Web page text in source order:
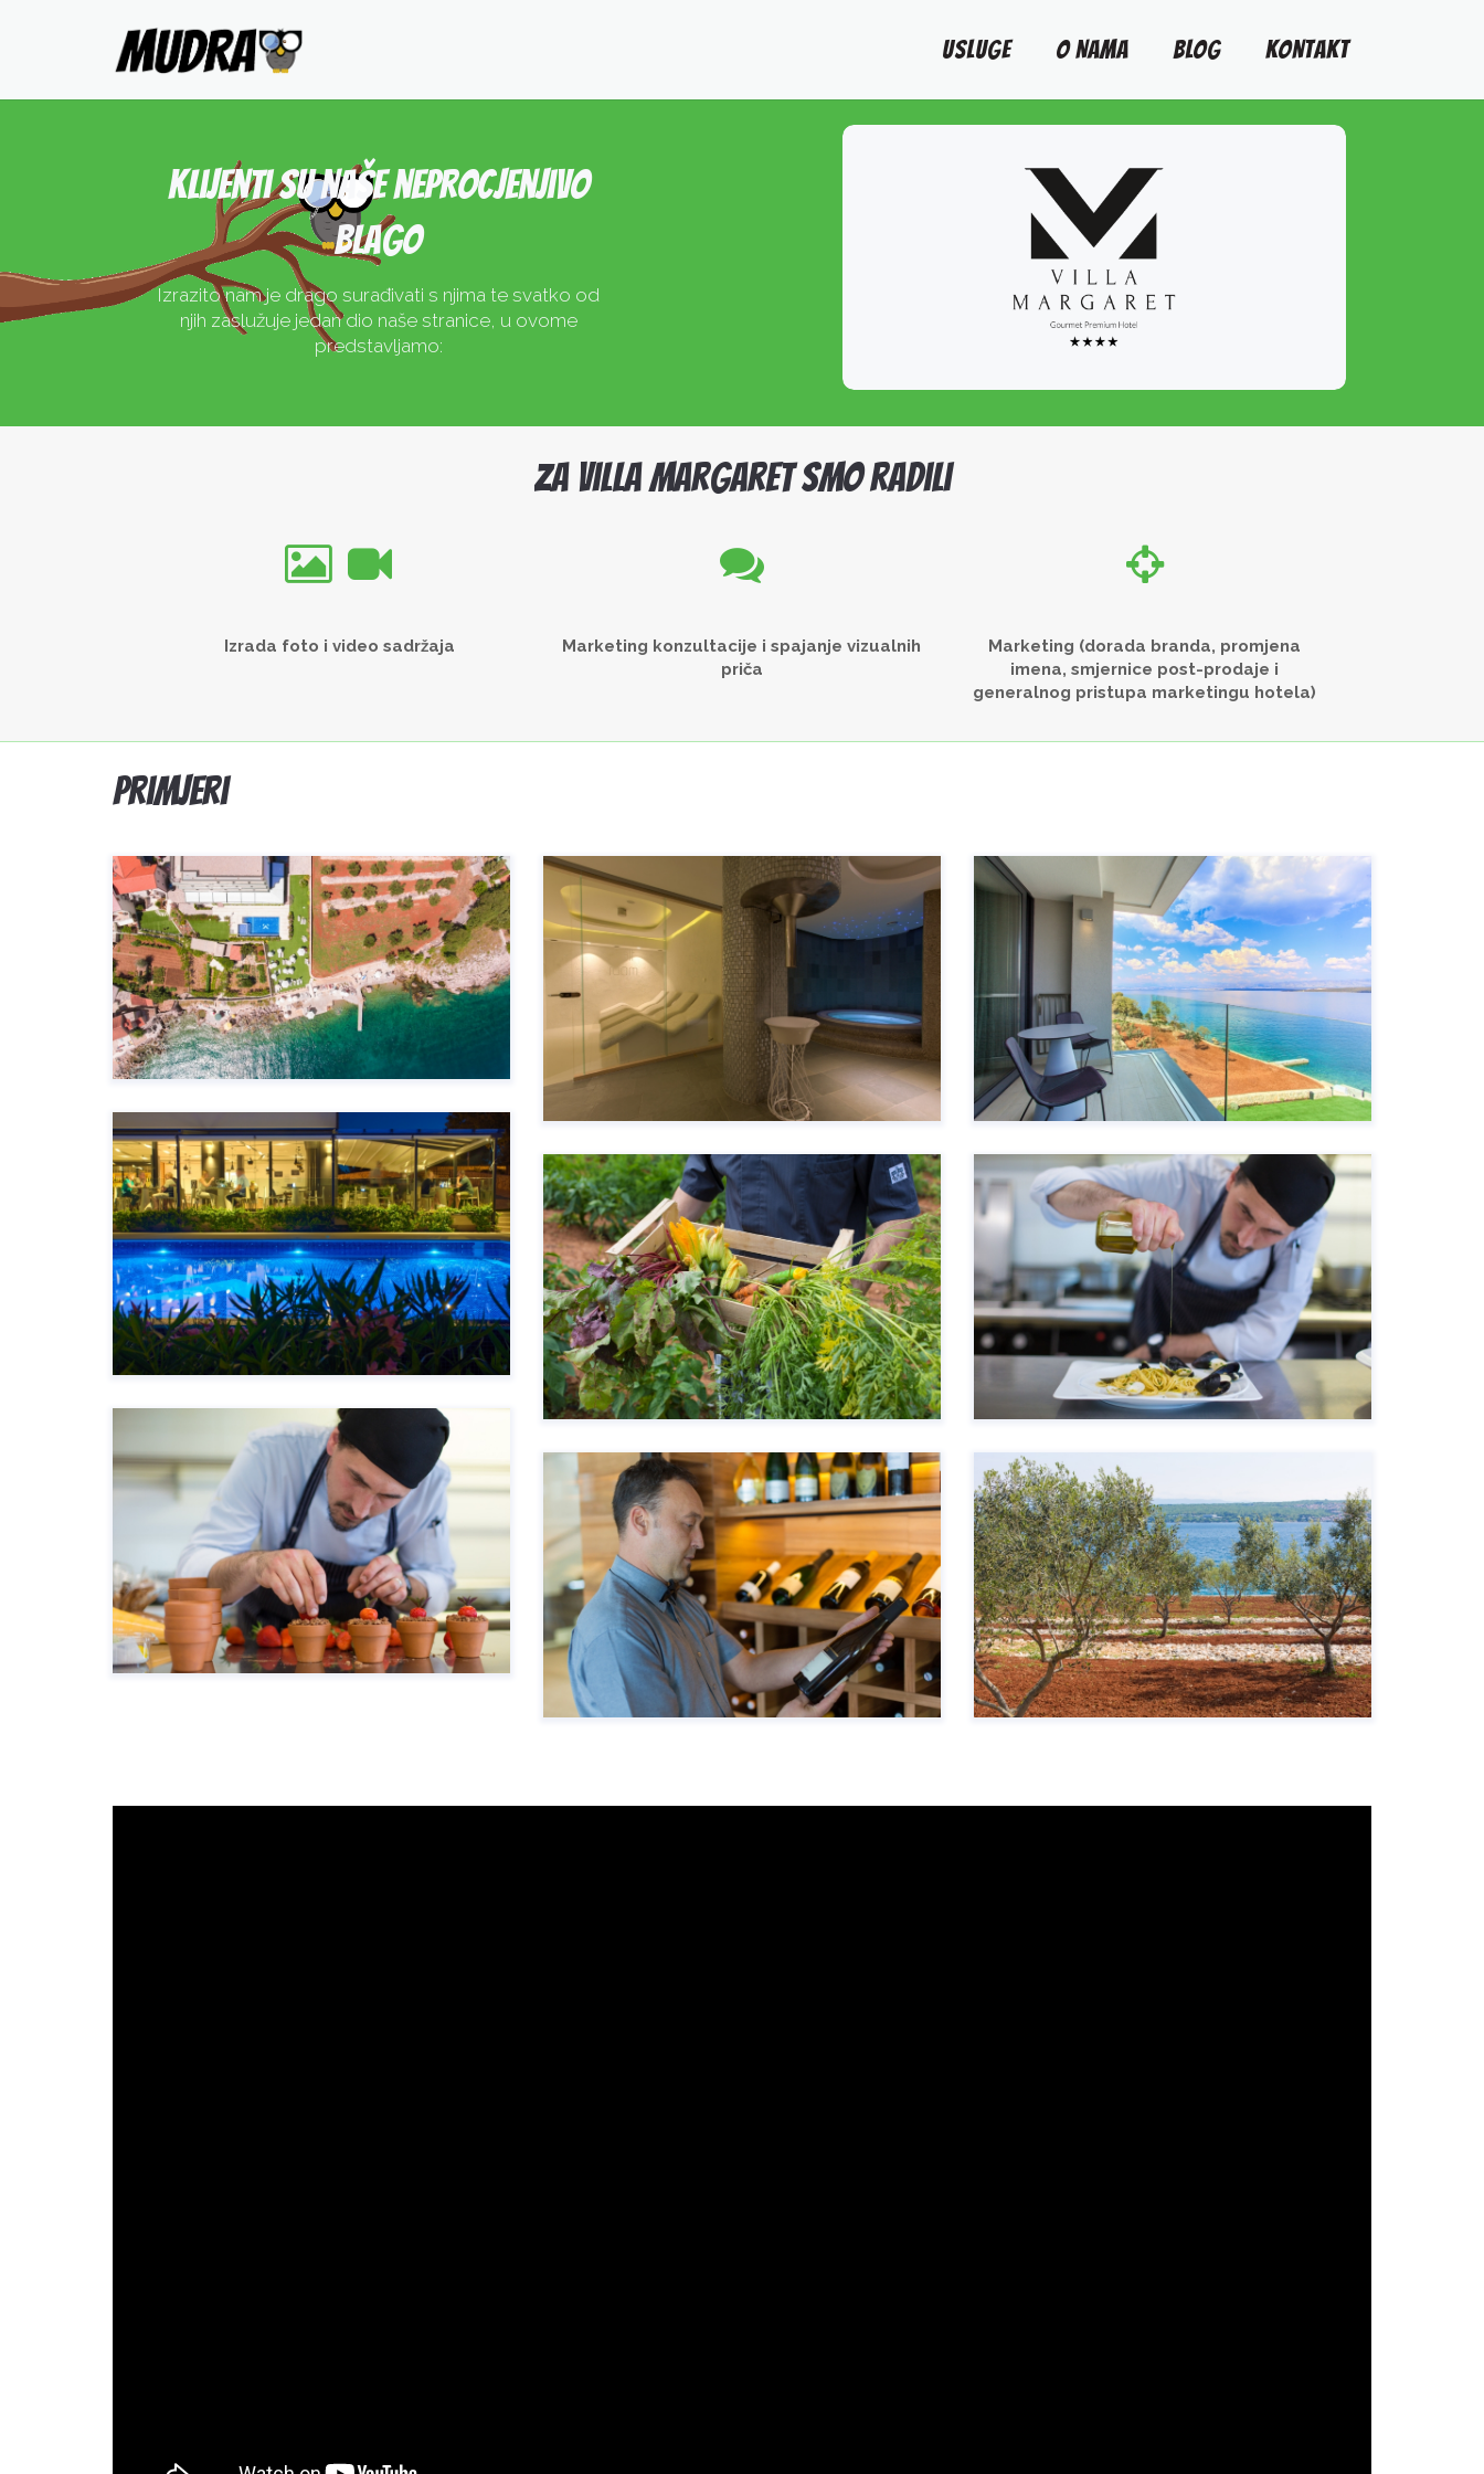
USLUGE O NAMA BLOG KONTAKT
Klijenti su naše neprocjenjivo
blago
Izrazito nam je drago surađivati s njima te svatko od
njih zaslužuje jedan dio naše stranice, u ovome
predstavljamo:
Za Villa Margaret smo radili
Izrada foto i video sadržaja
Marketing konzultacije i spajanje vizualnih
priča
Marketing (dorada branda, promjena
imena, smjernice post-prodaje i
generalnog pristupa marketingu hotela)
Primjeri